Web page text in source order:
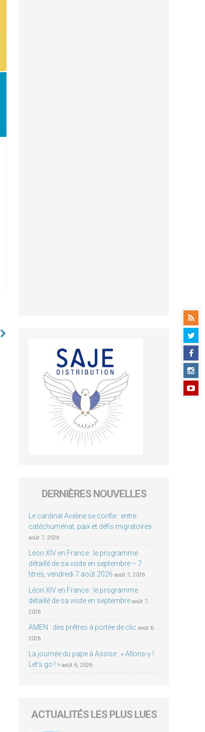
DERNIÈRES NOUVELLES
Le cardinal Aveline se confie : entre
catéchuménat, paix et défis migratoires
août 7, 2026
Léon XIV en France : le programme
détaillé de sa visite en septembre – 7
titres, vendredi 7 août 2026 août 7, 2026
Léon XIV en France : le programme
détaillé de sa visite en septembre août 7,
2026
AMEN : des prêtres à portée de clic août 6,
2026
La journée du pape à Assise : « Allons-y !
Let’s go ! » août 6, 2026
ACTUALITÉS LES PLUS LUES